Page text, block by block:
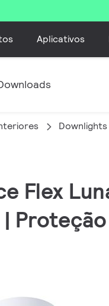
Aplicativos
Flex